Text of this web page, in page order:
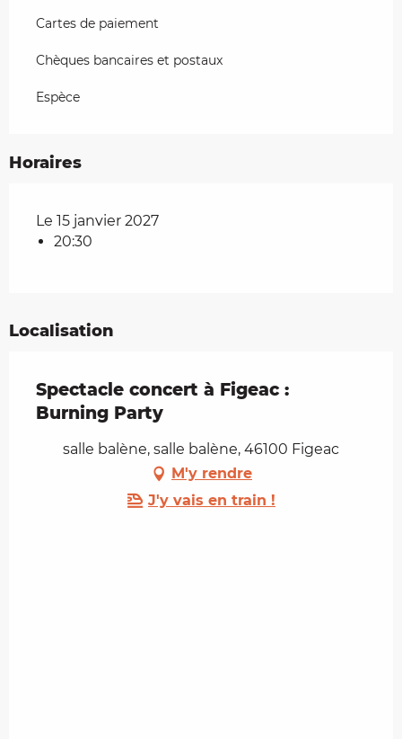
Cartes de paiement
Chèques bancaires et postaux
Espèce
Horaires
Le 15 janvier 2027
20:30
Localisation
Spectacle concert à Figeac :
Burning Party
salle balène, salle balène, 46100 Figeac
M'y rendre
J'y vais en train !